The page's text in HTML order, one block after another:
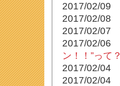
2017/02/09
2017/02/08
2017/02/07
2017/02/06
ン！！”って？
2017/02/04
2017/02/04